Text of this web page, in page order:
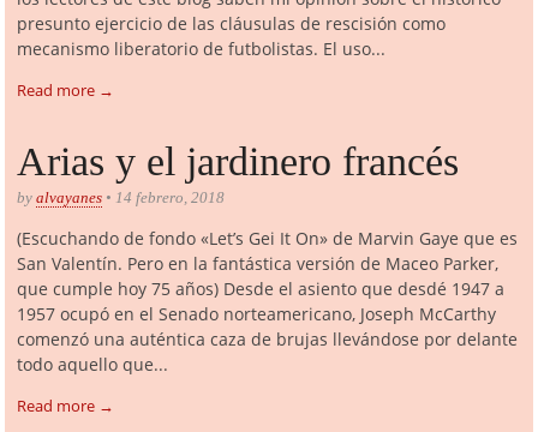
presunto ejercicio de las cláusulas de rescisión como
mecanismo liberatorio de futbolistas. El uso...
Read more →
Arias y el jardinero francés
by alvayanes • 14 febrero, 2018
(Escuchando de fondo «Let’s Gei It On» de Marvin Gaye que es
San Valentín. Pero en la fantástica versión de Maceo Parker,
que cumple hoy 75 años) Desde el asiento que desdé 1947 a
1957 ocupó en el Senado norteamericano, Joseph McCarthy
comenzó una auténtica caza de brujas llevándose por delante
todo aquello que...
Read more →